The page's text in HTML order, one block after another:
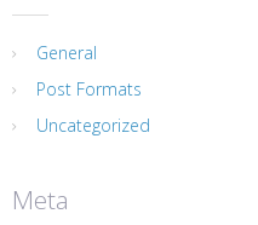
General
Post Formats
Uncategorized
Meta